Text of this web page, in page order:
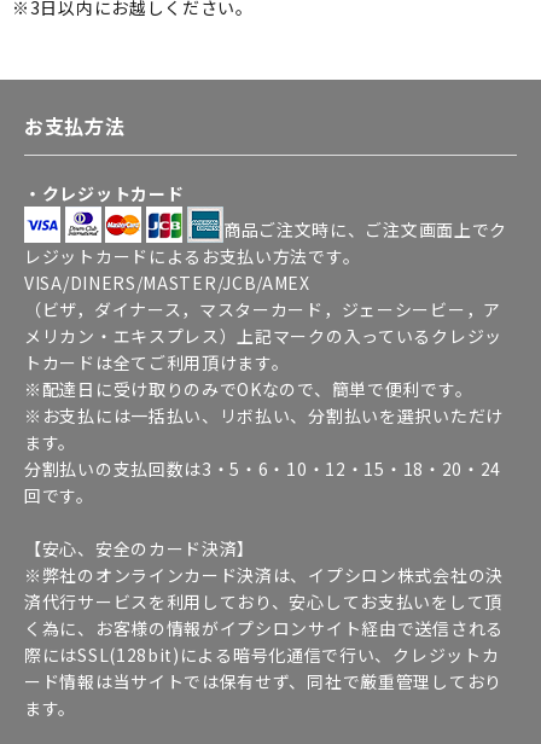
※3日以内にお越しください。
お支払方法
・クレジットカード
商品ご注文時に、ご注文画面上でク
レジットカードによるお支払い方法です。
VISA/DINERS/MASTER/JCB/AMEX
（ビザ，ダイナース，マスターカード，ジェーシービー，ア
メリカン・エキスプレス）上記マークの入っているクレジッ
トカードは全てご利用頂けます。
※配達日に受け取りのみでOKなので、簡単で便利です。
※お支払には一括払い、リボ払い、分割払いを選択いただけ
ます。
分割払いの支払回数は3・5・6・10・12・15・18・20・24
回です。
【安心、安全のカード決済】
※弊社のオンラインカード決済は、イプシロン株式会社の決
済代行サービスを利用しており、安心してお支払いをして頂
く為に、お客様の情報がイプシロンサイト経由で送信される
際にはSSL(128bit)による暗号化通信で行い、クレジットカ
ード情報は当サイトでは保有せず、同社で厳重管理しており
ます。